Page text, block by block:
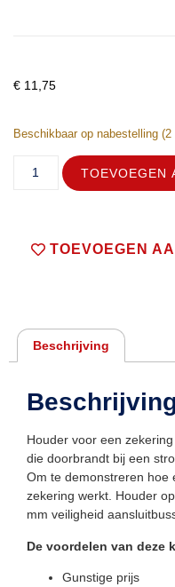
€ 11,75
Beschikbaar op nabestelling
TOEVOEGEN
TOEVOEGEN
Beschrijving
Houder voor een
die doorbrandt bij een
Om te demonstreren hoe
zekering werkt. Houder
mm veiligheid
De voordelen van deze
Gunstige prijs